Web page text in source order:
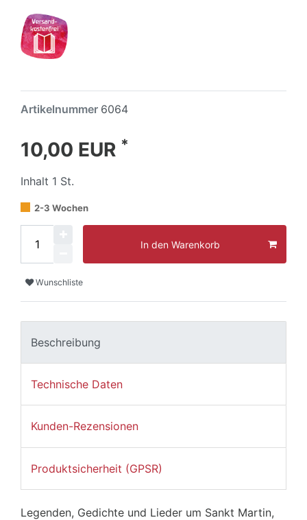
Artikelnummer 6064
10,00 EUR *
Inhalt 1 St.
2-3 Wochen
In den Warenkorb
Wunschliste
Beschreibung
Technische Daten
Kunden-Rezensionen
Produktsicherheit (GPSR)
Legenden, Gedichte und Lieder um Sankt Martin,